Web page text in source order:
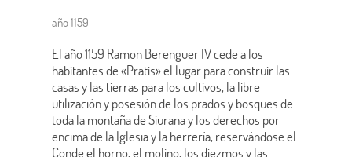
año 1159
El año 1159 Ramon Berenguer IV cede a los
habitantes de «Pratis» el lugar para construir las
casas y las tierras para los cultivos, la libre
utilización y posesión de los prados y bosques de
toda la montaña de Siurana y los derechos por
encima de la Iglesia y la herrería, reservándose el
Conde el horno, el molino, los diezmos y las